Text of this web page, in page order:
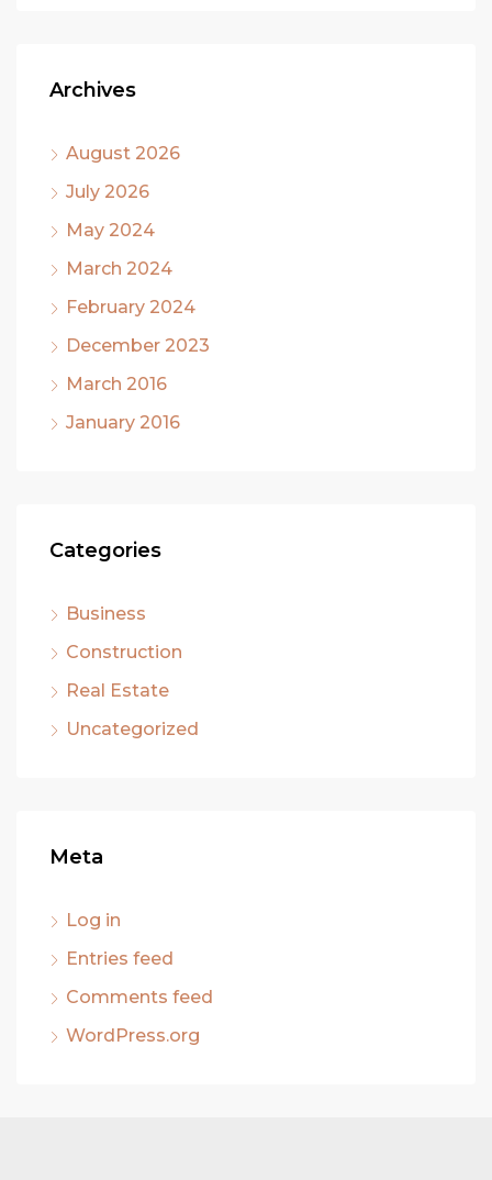
Archives
August 2026
July 2026
May 2024
March 2024
February 2024
December 2023
March 2016
January 2016
Categories
Business
Construction
Real Estate
Uncategorized
Meta
Log in
Entries feed
Comments feed
WordPress.org